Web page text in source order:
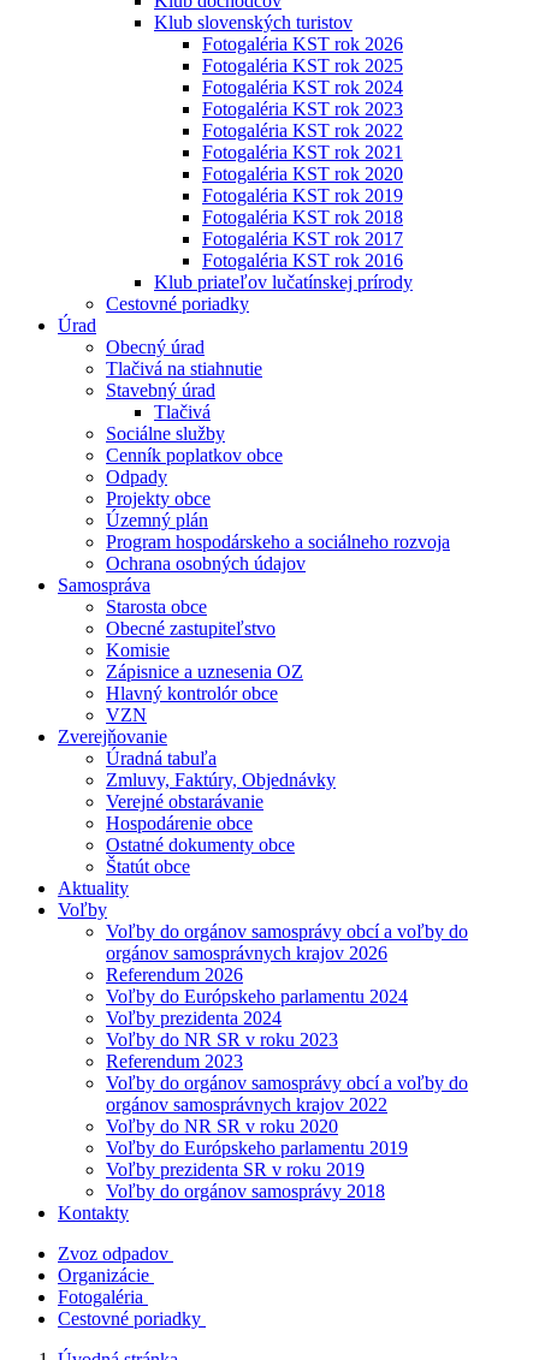
Klub slovenských turistov
Fotogaléria KST rok 2026
Fotogaléria KST rok 2025
Fotogaléria KST rok 2024
Fotogaléria KST rok 2023
Fotogaléria KST rok 2022
Fotogaléria KST rok 2021
Fotogaléria KST rok 2020
Fotogaléria KST rok 2019
Fotogaléria KST rok 2018
Fotogaléria KST rok 2017
Fotogaléria KST rok 2016
Klub priateľov lučatínskej prírody
Cestovné poriadky
Úrad
Obecný úrad
Tlačivá na stiahnutie
Stavebný úrad
Tlačivá
Sociálne služby
Cenník poplatkov obce
Odpady
Projekty obce
Územný plán
Program hospodárskeho a sociálneho rozvoja
Ochrana osobných údajov
Samospráva
Starosta obce
Obecné zastupiteľstvo
Komisie
Zápisnice a uznesenia OZ
Hlavný kontrolór obce
VZN
Zverejňovanie
Úradná tabuľa
Zmluvy, Faktúry, Objednávky
Verejné obstarávanie
Hospodárenie obce
Ostatné dokumenty obce
Štatút obce
Aktuality
Voľby
Voľby do orgánov samosprávy obcí a voľby do
orgánov samosprávnych krajov 2026
Referendum 2026
Voľby do Európskeho parlamentu 2024
Voľby prezidenta 2024
Voľby do NR SR v roku 2023
Referendum 2023
Voľby do orgánov samosprávy obcí a voľby do
orgánov samosprávnych krajov 2022
Voľby do NR SR v roku 2020
Voľby do Európskeho parlamentu 2019
Voľby prezidenta SR v roku 2019
Voľby do orgánov samosprávy 2018
Kontakty
Zvoz odpadov
Organizácie
Fotogaléria
Cestovné poriadky